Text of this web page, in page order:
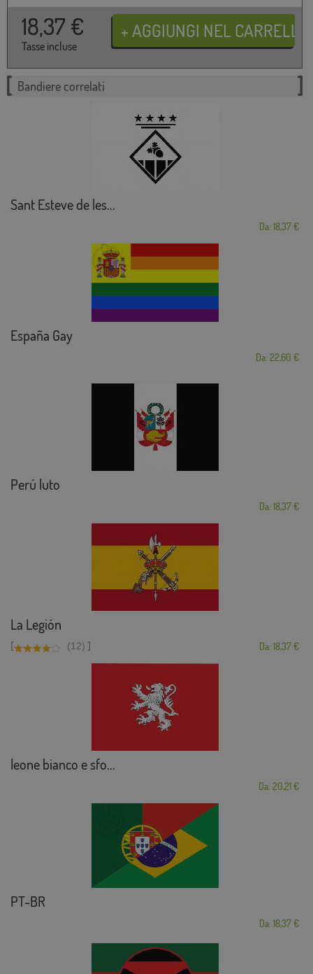
18,37 €
Tasse incluse
Bandiere correlati
Sant Esteve de les...
Da: 18,37 €
España Gay
Da: 22,60 €
Perú luto
Da: 18,37 €
La Legión
[ (12) ] Da: 18,37 €
leone bianco e sfo...
Da: 20,21 €
PT-BR
Da: 18,37 €